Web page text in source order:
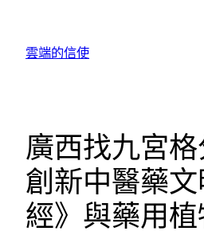
雲端的信使
廣西找九宮
創新中醫藥
經》與藥用植